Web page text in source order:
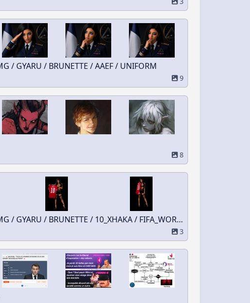
/ GYARU / BRUNETTE / AAEF / UNIFORM
9
8
/ BRUNETTE / 10_XHAKA / FIFA_WORLD_CUP_2026
3